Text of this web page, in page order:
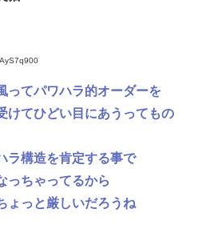
ってパワハラ的オーダーを
けてひどい目にあうってもの
ラ構造を肯定する事で
っちゃってるから
ょっと厳しいだろうね